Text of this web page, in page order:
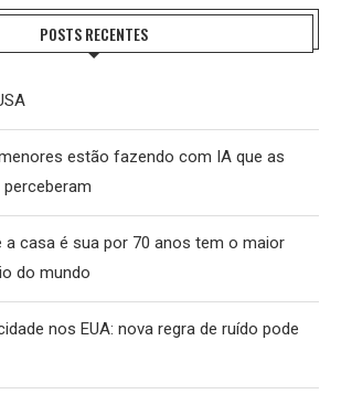
POSTS RECENTES
estão fazendo com IA que as
a casa é sua por 70 anos tem o maior
do mundo
nos EUA: nova regra de ruído pode